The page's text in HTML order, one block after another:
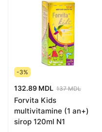
-3%
132.89 MDL 137 MDL
Forvita Kids
multivitamine (1 an+)
sirop 120ml N1